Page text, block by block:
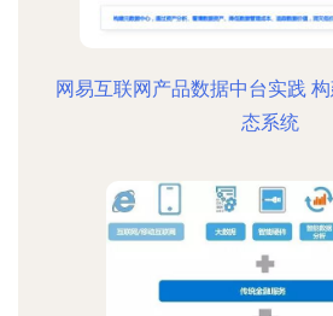
网易互联网产品数据中台实践
态系统